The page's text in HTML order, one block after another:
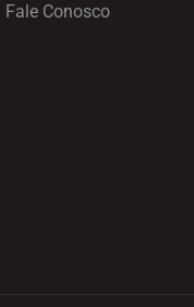
Fale Conosco